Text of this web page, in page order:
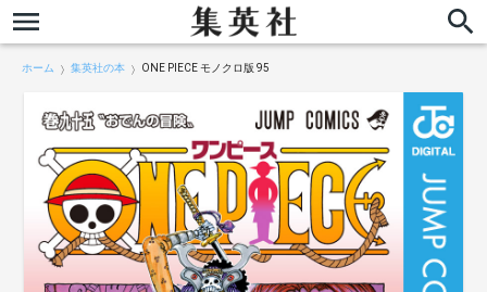
ホーム 集英社の本 ONE PIECE モノクロ版 95